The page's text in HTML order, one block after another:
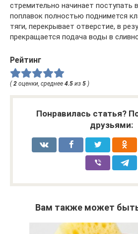
стремительно начинает поступать
поплавок полностью поднимется
тяги, перекрывает отверстие, в
прекращается подача воды в
Рейтинг
(2 оценки, среднее 4.5 из 5 )
Понравилась статья?
друзьями:
Вам также может